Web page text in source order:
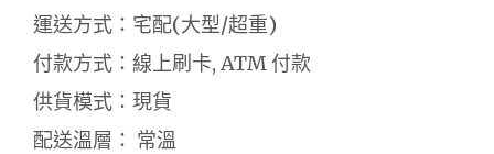
運送方式：宅配(大型/超重)
付款方式：線上刷卡, ATM 付款
供貨模式：現貨
配送溫層： 常溫